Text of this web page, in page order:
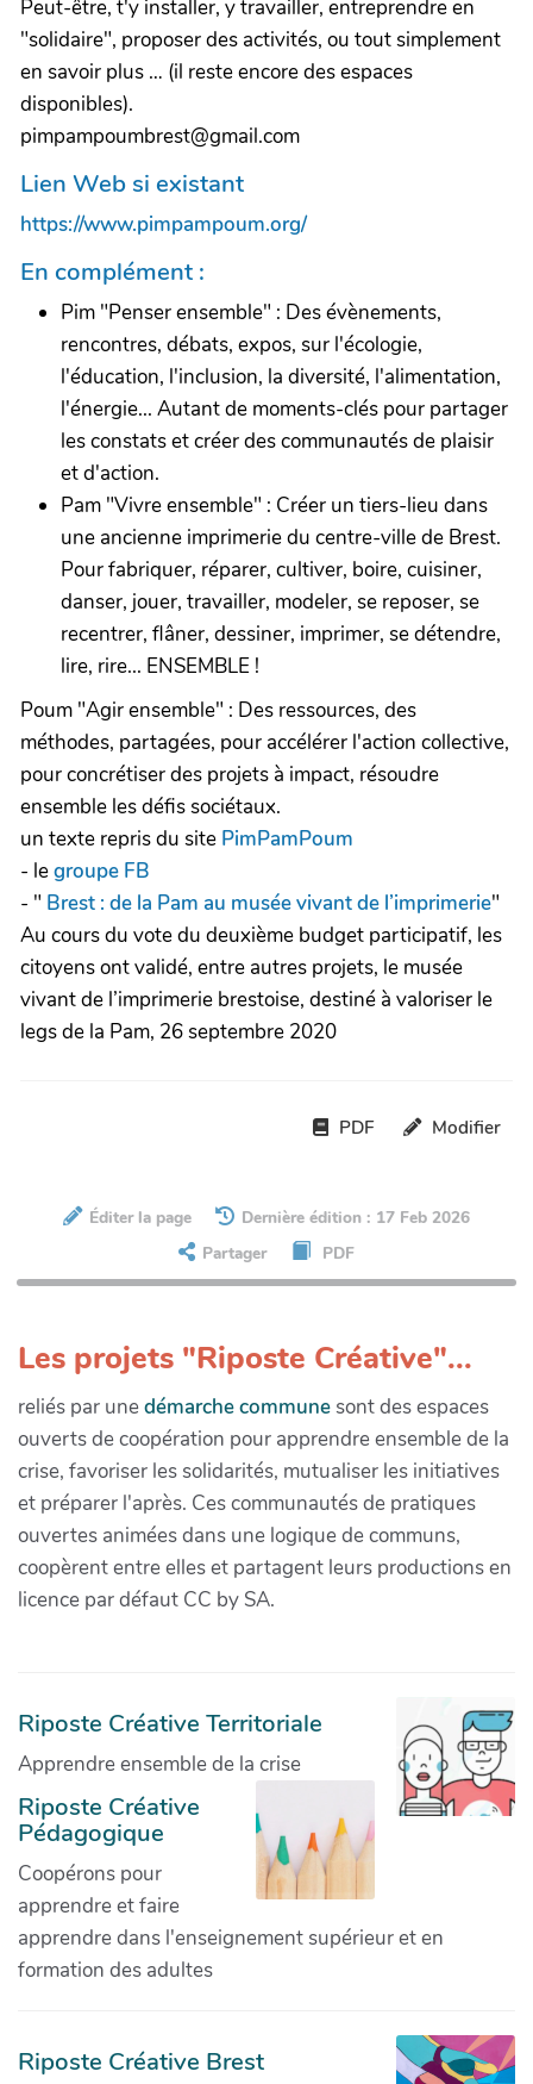
Peut-être, t'y installer, y travailler, entreprendre en
"solidaire", proposer des activités, ou tout simplement
en savoir plus … (il reste encore des espaces
disponibles).
pimpampoumbrest@gmail.com
Lien Web si existant
https://www.pimpampoum.org/
En complément :
Pim "Penser ensemble" : Des évènements,
rencontres, débats, expos, sur l'écologie,
l'éducation, l'inclusion, la diversité, l'alimentation,
l'énergie... Autant de moments-clés pour partager
les constats et créer des communautés de plaisir
et d'action.
Pam "Vivre ensemble" : Créer un tiers-lieu dans
une ancienne imprimerie du centre-ville de Brest.
Pour fabriquer, réparer, cultiver, boire, cuisiner,
danser, jouer, travailler, modeler, se reposer, se
recentrer, flâner, dessiner, imprimer, se détendre,
lire, rire... ENSEMBLE !
Poum "Agir ensemble" : Des ressources, des
méthodes, partagées, pour accélérer l'action collective,
pour concrétiser des projets à impact, résoudre
ensemble les défis sociétaux.
un texte repris du site PimPamPoum
- legroupe FB
- " Brest : de la Pam au musée vivant de l’imprimerie"
Au cours du vote du deuxième budget participatif, les
citoyens ont validé, entre autres projets, le musée
vivant de l’imprimerie brestoise, destiné à valoriser le
legs de la Pam, 26 septembre 2020
PDF Modifier
Éditer la page
Dernière édition : 17 Feb 2026
Partager
PDF